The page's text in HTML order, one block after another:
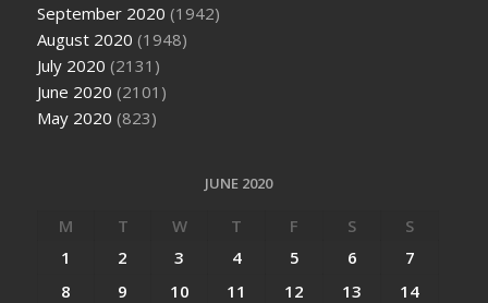
September 2020 (1942)
August 2020 (1948)
July 2020 (2131)
June 2020 (2101)
May 2020 (823)
JUNE 2020
M T W T F S
S
1
2 3 4 5 6
7
8
9 10 11 12 13
14